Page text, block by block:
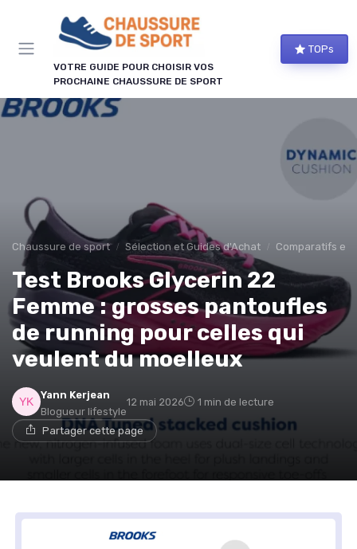
VOTRE GUIDE POUR CHOISIR VOS
PROCHAINE CHAUSSURE DE SPORT
TOPs
Chaussure de sport Sélection et Guides d'Achat Comparatifs et
Test Brooks Glycerin 22
Femme : grosses pantoufles
de running pour celles qui
veulent du moelleux
Yann Kerjean
Blogueur lifestyle
12 mai 2026 1 min de lecture
Partager cette page